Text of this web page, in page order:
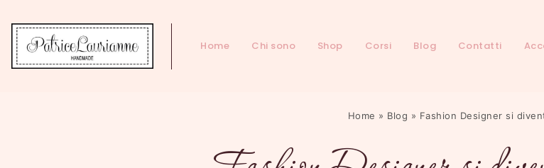
Home Chi sono Shop Corsi Blog Contatti
Home » Blog » Fashion Designer si